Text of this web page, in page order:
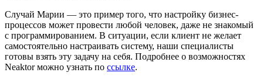
Случай Марии — это пример того, что настройку бизнес-
процессов может провести любой человек, даже не знакомый
с программированием. В ситуации, если клиент не желает
самостоятельно настраивать систему, наши специалисты
готовы взять эту задачу на себя. Подробнее о возможностях
Neaktor можно узнать по ссылке.